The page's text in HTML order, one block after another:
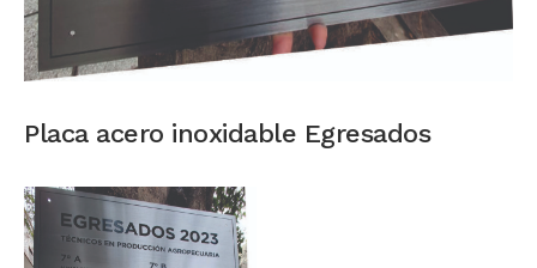
Placa acero inoxidable Egresados